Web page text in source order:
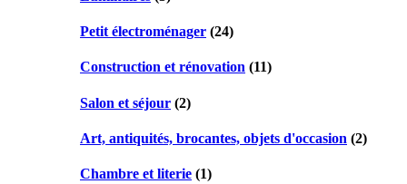
Petit électroménager (24)
Construction et rénovation (11)
Salon et séjour (2)
Art, antiquités, brocantes, objets d'occasion (2)
Chambre et literie (1)